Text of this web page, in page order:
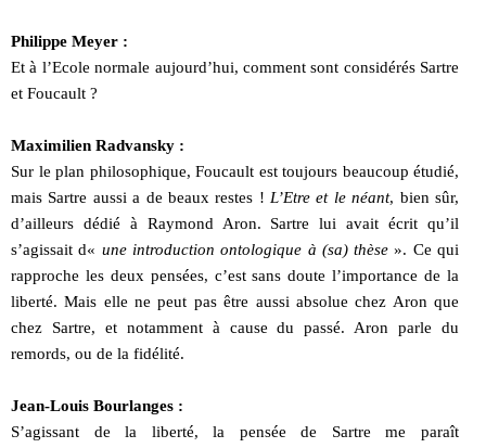
Philippe Meyer :
Et à l’Ecole normale aujourd’hui, comment sont considérés Sartre
et Foucault ?
Maximilien Radvansky :
Sur le plan philosophique, Foucault est toujours beaucoup étudié,
mais Sartre aussi a de beaux restes ! L’Etre et le néant, bien sûr,
d’ailleurs dédié à Raymond Aron. Sartre lui avait écrit qu’il
s’agissait d« une introduction ontologique à (sa) thèse ». Ce qui
rapproche les deux pensées, c’est sans doute l’importance de la
liberté. Mais elle ne peut pas être aussi absolue chez Aron que
chez Sartre, et notamment à cause du passé. Aron parle du
remords, ou de la fidélité.
Jean-Louis Bourlanges :
S’agissant de la liberté, la pensée de Sartre me paraît